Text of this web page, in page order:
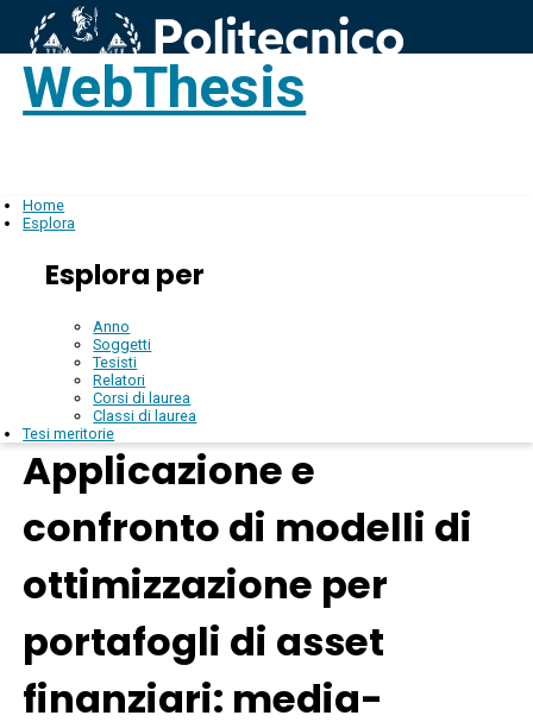
WebThesis
Home
Esplora
Esplora per
Anno
Soggetti
Tesisti
Relatori
Corsi di laurea
Classi di laurea
Tesi meritorie
Applicazione e
confronto di modelli di
ottimizzazione per
portafogli di asset
finanziari: media-